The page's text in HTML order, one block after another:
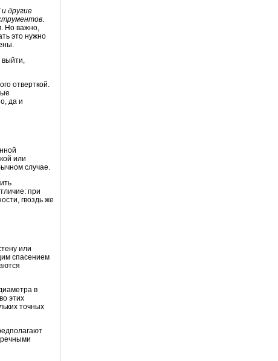
другие
.
Но важно,
это нужно
выйти,
отверткой.
да и
или
случае.
при
гвоздь же
или
спасением
в
этих
точных